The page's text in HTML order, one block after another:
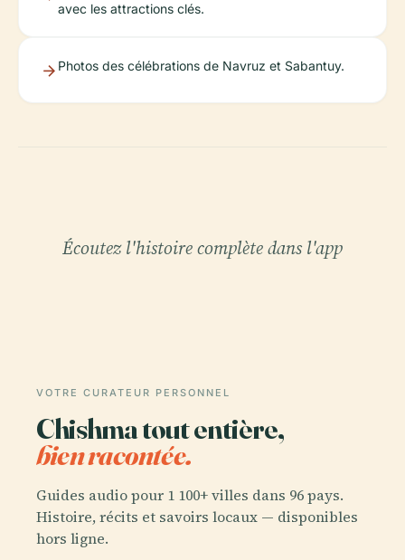
avec les attractions clés.
Photos des célébrations de Navruz et Sabantuy.
Écoutez l'histoire complète dans l'app
VOTRE CURATEUR PERSONNEL
Chishma tout entière,
bien racontée.
Guides audio pour 1 100+ villes dans 96 pays.
Histoire, récits et savoirs locaux — disponibles
hors ligne.